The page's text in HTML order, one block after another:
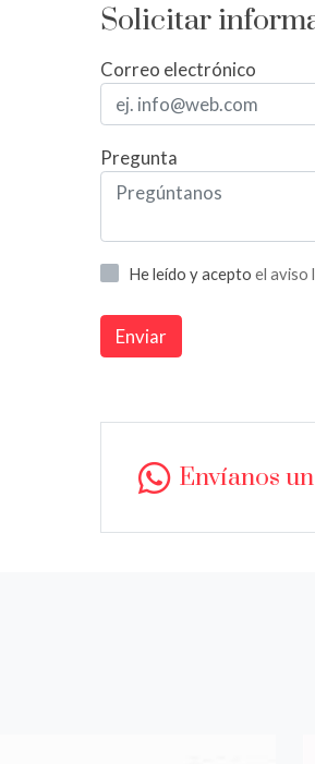
Solicitar
Correo electrónico
Pregunta
He leído y acepto el aviso
Enviar
Envíanos